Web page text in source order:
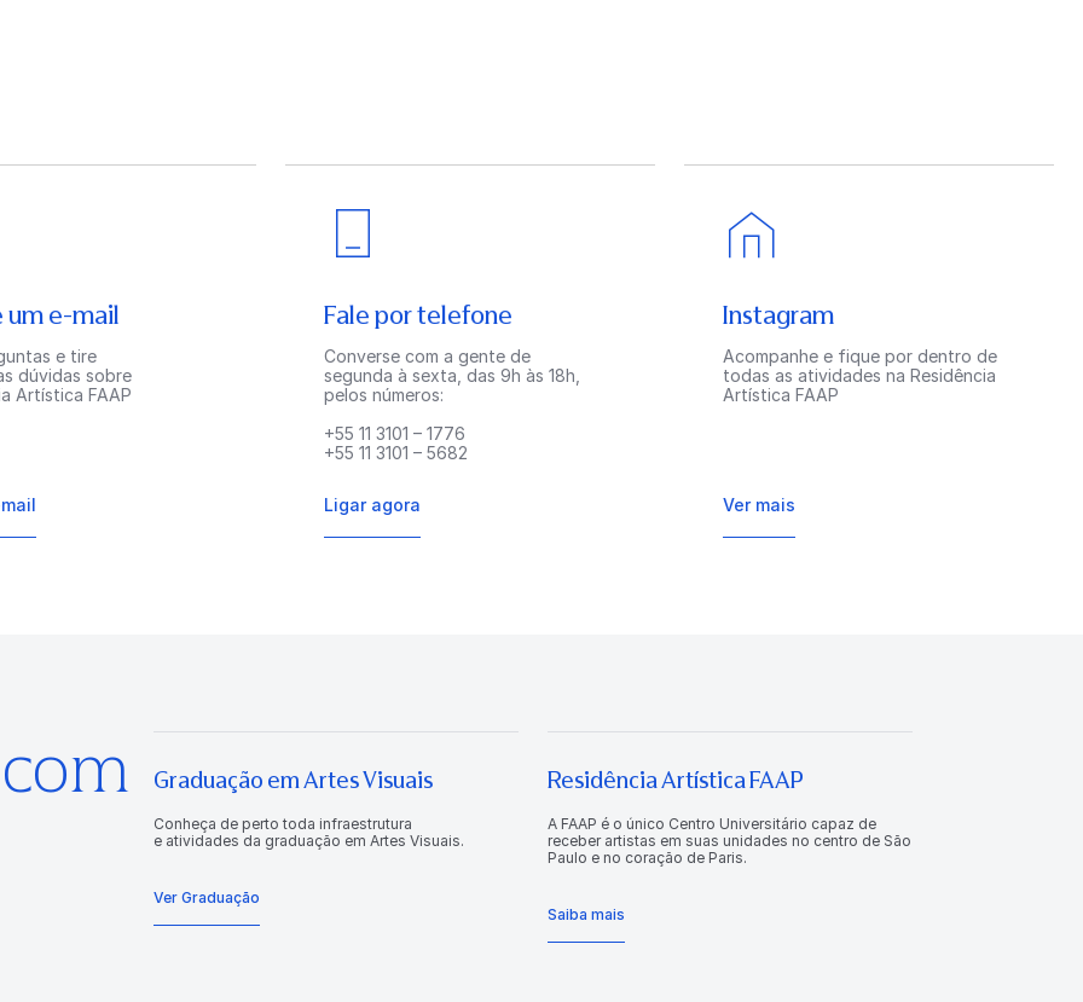
um e-mail
e tire
dúvidas sobre
Artística FAAP
Fale por telefone
Converse com a gente de
segunda à sexta, das 9h às 18h,
pelos números:
+55 11 3101 – 1776
+55 11 3101 – 5682
Ligar agora
Instagram
Acompanhe e fique por dentro de
todas as atividades na Residência
Artística FAAP
Ver mais
Graduação em Artes Visuais
Conheça de perto toda infraestrutura
e atividades da graduação em Artes Visuais.
Ver Graduação
Residência Artística FAAP
A FAAP é o único Centro Universitário capaz de
receber artistas em suas unidades no centro de São
Paulo e no coração de Paris.
Saiba mais